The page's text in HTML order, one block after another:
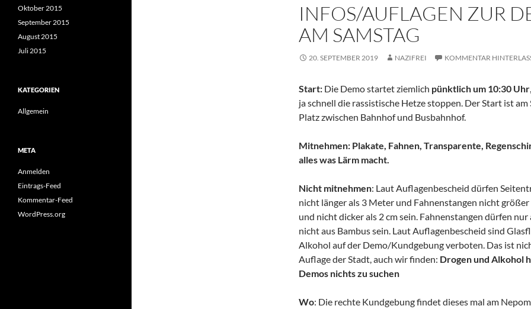
INFOS/AUFLAGEN ZUR
AM SAMSTAG
20. SEPTEMBER 2019 NAZIFREI KOMMENTAR
Start: Die Demo startet ziemlich pünktlich um 10:30 Uhr
ja schnell die rassistische Hetze stoppen. Der Start ist
Platz zwischen Bahnhof und Busbahnhof.
Mitnehmen: Plakate, Fahnen, Transparente,
alles was Lärm macht.
Nicht mitnehmen: Laut Auflagenbescheid dürfen
nicht länger als 3 Meter und Fahnenstangen nicht
und nicht dicker als 2 cm sein. Fahnenstangen dürfen nur
nicht aus Bambus sein. Laut Auflagenbescheid sind
Alkohol auf der Demo/Kundgebung verboten. Das ist
Auflage der Stadt, auch wir finden: Drogen und Alkohol
Demos nichts zu suchen
Wo: Die rechte Kundgebung findet dieses mal am
Oktober 2015
September 2015
August 2015
Juli 2015
KATEGORIEN
Allgemein
META
Anmelden
Eintrags-Feed
Kommentar-Feed
WordPress.org